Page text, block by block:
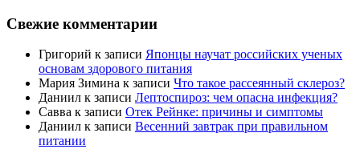
Свежие комментарии
Григорий к записи Японцы научат российских ученых
основам здорового питания
Мария Зимина к записи Что такое рассеянный склероз?
Даниил к записи Лептоспироз: чем опасна инфекция?
Савва к записи Отек Рейнке: причины и симптомы
Даниил к записи Весенний завтрак при правильном
питании